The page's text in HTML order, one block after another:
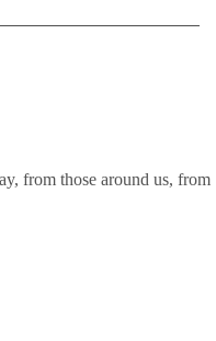
from those around us, from